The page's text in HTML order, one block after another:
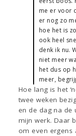
me er voor
er nog zo
hoe het is
ook heel
denk ik nu.
niet meer
het dus op
meer,
Hoe lang is het
twee weken
en de dag na de
mijn werk. Daar
om even ergens